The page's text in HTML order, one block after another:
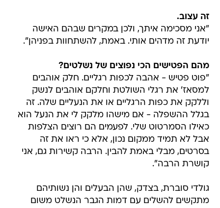
זה עצוב.
"אני מסכימה איתך, ולכן במקרים שבהם האישה
יודעת זה מדהים אותי. באמת, להשתחוות בפניהן".
מהם הפטישים הכי נפוצים של נשלטים?
"פוט פטיש - אהבה לכפות רגליים. חלק אוהבים
למסאז' את רגלי השולטת וחלקם אוהבים לנשק
וללקק את כפות הרגליים או את הנעליים שלה. זה
בגלל ההשפלה - אם מישהו מלקק לי את הנעל הוא
כאילו הסמרטוט שלי. לפעמים הם רוצים הצלפות
אבל לא תמיד ממקום נכון, אלא כי ראו את זה
בסרטים, מבלי באמת להבין. הרבה קשירות גם, אני
קושרת הרבה".
גולדי סוברת, בצדק, שהן הבעלים והן נשותיהם
מתקשים להשלים עם דמות הגבר הנשלט משום